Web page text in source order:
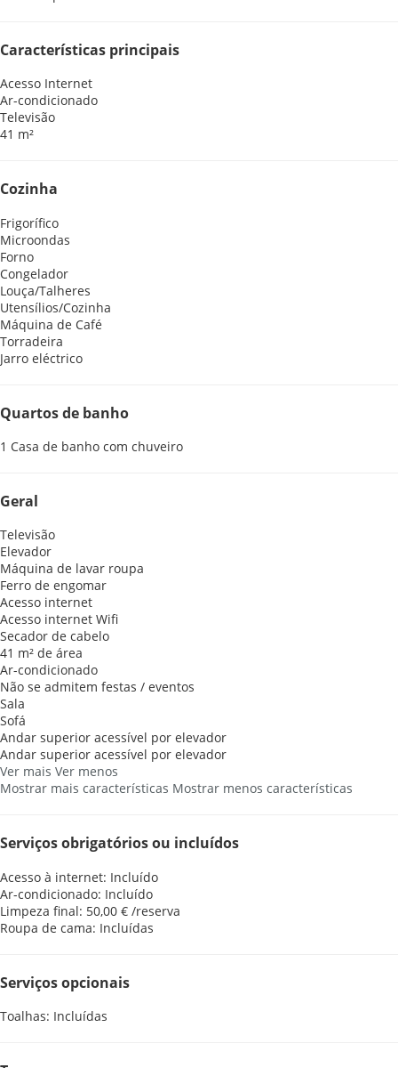
Características principais
Acesso Internet
Ar-condicionado
Televisão
41 m²
Cozinha
Frigorífico
Microondas
Forno
Congelador
Louça/Talheres
Utensílios/Cozinha
Máquina de Café
Torradeira
Jarro eléctrico
Quartos de banho
1 Casa de banho com chuveiro
Geral
Televisão
Elevador
Máquina de lavar roupa
Ferro de engomar
Acesso internet
Acesso internet Wifi
Secador de cabelo
41 m² de área
Ar-condicionado
Não se admitem festas / eventos
Sala
Sofá
Andar superior acessível por elevador
Andar superior acessível por elevador
Ver mais Ver menos
Mostrar mais características Mostrar menos características
Serviços obrigatórios ou incluídos
Acesso à internet: Incluído
Ar-condicionado: Incluído
Limpeza final: 50,00 € /reserva
Roupa de cama: Incluídas
Serviços opcionais
Toalhas: Incluídas